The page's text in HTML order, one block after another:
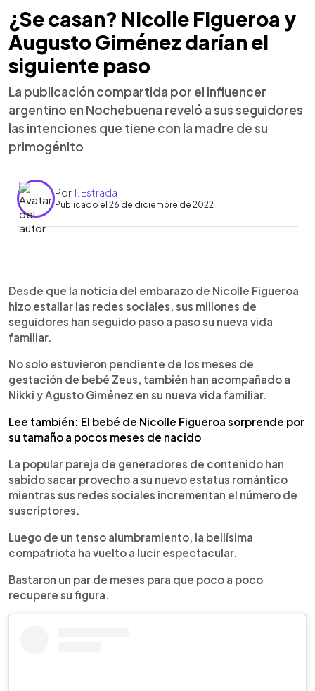
¿Se casan? Nicolle Figueroa y
Augusto Giménez darían el
siguiente paso
La publicación compartida por el influencer
argentino en Nochebuena reveló a sus seguidores
las intenciones que tiene con la madre de su
primogénito
PorT. Estrada
Publicado el 26 de diciembre de 2022
Escuchar artículo
Desde que la noticia del embarazo de Nicolle Figueroa
hizo estallar las redes sociales, sus millones de
seguidores han seguido paso a paso su nueva vida
familiar.
No solo estuvieron pendiente de los meses de
gestación de bebé Zeus, también han acompañado a
Nikki y Agusto Giménez en su nueva vida familiar.
Lee también: El bebé de Nicolle Figueroa sorprende por
su tamaño a pocos meses de nacido
La popular pareja de generadores de contenido han
sabido sacar provecho a su nuevo estatus romántico
mientras sus redes sociales incrementan el número de
suscriptores.
Luego de un tenso alumbramiento, la bellísima
compatriota ha vuelto a lucir espectacular.
Bastaron un par de meses para que poco a poco
recupere su figura.